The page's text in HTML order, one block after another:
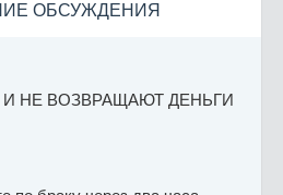
ОБСУЖДЕНИЯ
НЕ ВОЗВРАЩАЮТ ДЕНЬГИ